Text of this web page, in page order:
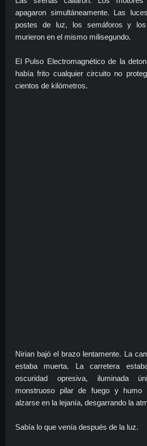
apagaron simultáneamente. Las
postes de luz, los semáforos y los
murieron en el mismo milisegundo.
El Pulso Electromagnético de la
había frito cualquier circuito no
cientos de kilómetros.
Nirian bajó el brazo lentamente. La
estaba muerta. La carretera
oscuridad opresiva, iluminada
monstruoso pilar de fuego y humo
alzarse en la lejanía, desgarrando la
Sabía lo que venía después de la luz.